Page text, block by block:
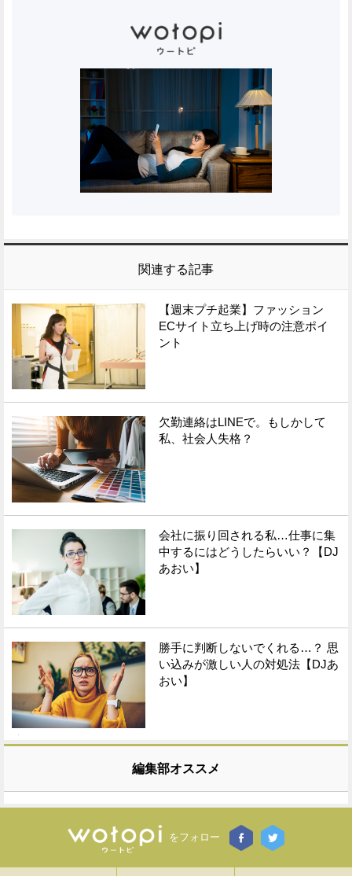
関連する記事
【週末プチ起業】ファッション
ECサイト立ち上げ時の注意ポイ
ント
欠勤連絡はLINEで。もしかして
私、社会人失格？
会社に振り回される私…仕事に集
中するにはどうしたらいい？【DJ
あおい】
勝手に判断しないでくれる…？ 思
い込みが激しい人の対処法【DJあ
おい】
編集部オススメ
をフォロー